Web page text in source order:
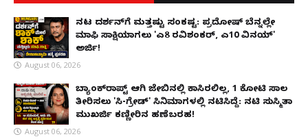
ನಟ ದರ್ಶನ್‌ಗೆ ಮತ್ತಷ್ಟು ಸಂಕಷ್ಟ: ಪ್ರದೋಷ್ ಬೆನ್ನಲ್ಲೇ
ಮಾಫಿ ಸಾಕ್ಷಿಯಾಗಲು 'ಎ8 ರವಿಶಂಕರ್, ಎ10 ವಿನಯ್'
ಅರ್ಜಿ!
August 06, 2026
ಬ್ಯಾಂಕ್‌ರಾಪ್ಟ್‌ ಆಗಿ ಜೇಬಿನಲ್ಲಿ ಕಾಸಿರಲಿಲ್ಲ, ₹1 ಕೋಟಿ ಸಾಲ
ತೀರಿಸಲು 'ಸಿ-ಗ್ರೇಡ್' ಸಿನಿಮಾಗಳಲ್ಲಿ ನಟಿಸಿದ್ದೆ: ನಟಿ ಸುಸ್ಮಿತಾ
ಮುಖರ್ಜಿ ಕಣ್ಣೀರಿನ ಹಣೆಬರಹ!
August 06, 2026